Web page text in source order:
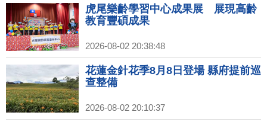
虎尾樂齡學習中心成果展 展現高齡
教育豐碩成果
2026-08-02 20:38:48
花蓮金針花季8月8日登場 縣府提前巡
查整備
2026-08-02 20:10:37